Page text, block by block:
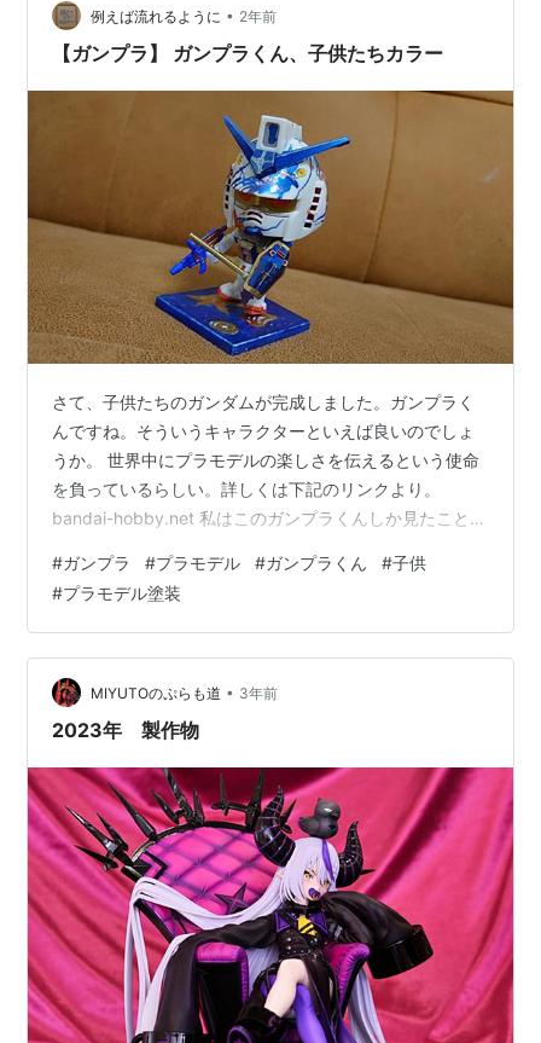
トップ・サイド・底面にLEDライトチューブを設置（合
計2,340lmの高輝度）。 細かい作業をサポートし、影
例えば流れるように • 2年前
【ガンプラ】 ガンプラくん、子供たちカラー
さて、子供たちのガンダムが完成しました。ガンプラく
んですね。そういうキャラクターといえば良いのでしょ
うか。 世界中にプラモデルの楽しさを伝えるという使命
を負っているらしい。詳しくは下記のリンクより。
bandai-hobby.net 私はこのガンプラくんしか見たことが
仲間がいるそうです。楽しそう！ 基本的には限定販売な
のかな？ 本当に見たことがないぞ。 ガンプラくん ラン
ナーVer. ガンプラくん ということで、今回は長男と長女
が自分たちで仕上げました。ガンプラくんです。 それが
こちら！ ドーン！ なかなか前衛的な塗装を施されたガン
プラくん。口…
#ガンプラ #プラモデル #ガンプラくん #子供
#プラモデル塗装
MIYUTOのぷらも道 • 3年前
2023年 製作物